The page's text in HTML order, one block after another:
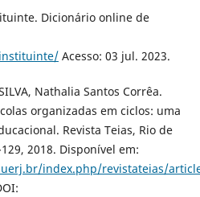
Dicionário online de
Acesso: 03 jul. 2023.
Nathalia Santos Corrêa.
organizadas em ciclos: uma
Revista Teias, Rio de
2018. Disponível em:
index.php/revistateias/